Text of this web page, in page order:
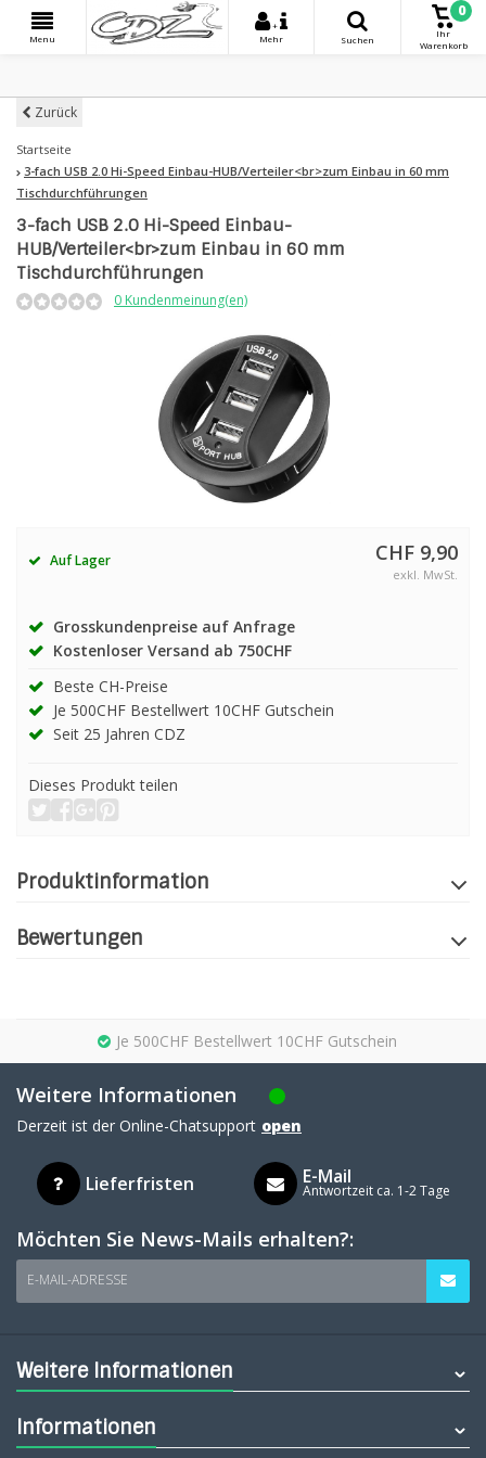
Menu
+
Mehr
Suchen
0
Ihr
Warenkorb
Zurück
Startseite
3-fach USB 2.0 Hi-Speed Einbau-HUB/Verteiler<br>zum Einbau in 60 mm
Tischdurchführungen
3-fach USB 2.0 Hi-Speed Einbau-
HUB/Verteiler<br>zum Einbau in 60 mm
Tischdurchführungen
0 Kundenmeinung(en)
Auf Lager CHF 9,90
exkl. MwSt.
Grosskundenpreise auf Anfrage
Kostenloser Versand ab 750CHF
Beste CH-Preise
Je 500CHF Bestellwert 10CHF Gutschein
Seit 25 Jahren CDZ
Dieses Produkt teilen
Produktinformation
Bewertungen
Je 500CHF Bestellwert 10CHF Gutschein
Weitere Informationen
Derzeit ist der Online-Chatsupport open
Lieferfristen E-Mail
Antwortzeit ca. 1-2 Tage
Möchten Sie News-Mails erhalten?:
E-MAIL-ADRESSE
Weitere Informationen
Informationen